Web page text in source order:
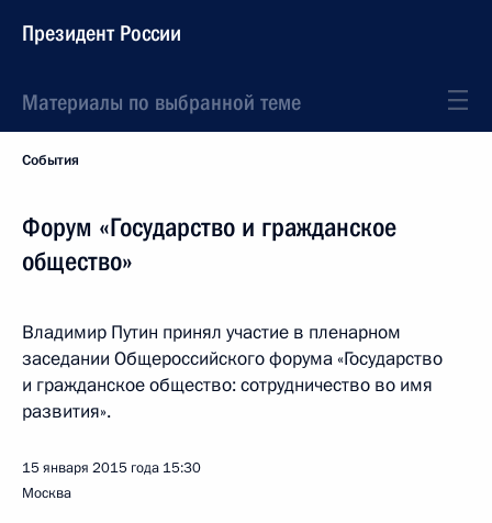
Президент России
Материалы по выбранной теме
События
Форум «Государство и гражданское
общество»
Владимир Путин принял участие в пленарном
заседании Общероссийского форума «Государство
и гражданское общество: сотрудничество во имя
развития».
15 января 2015 года 15:30
Москва